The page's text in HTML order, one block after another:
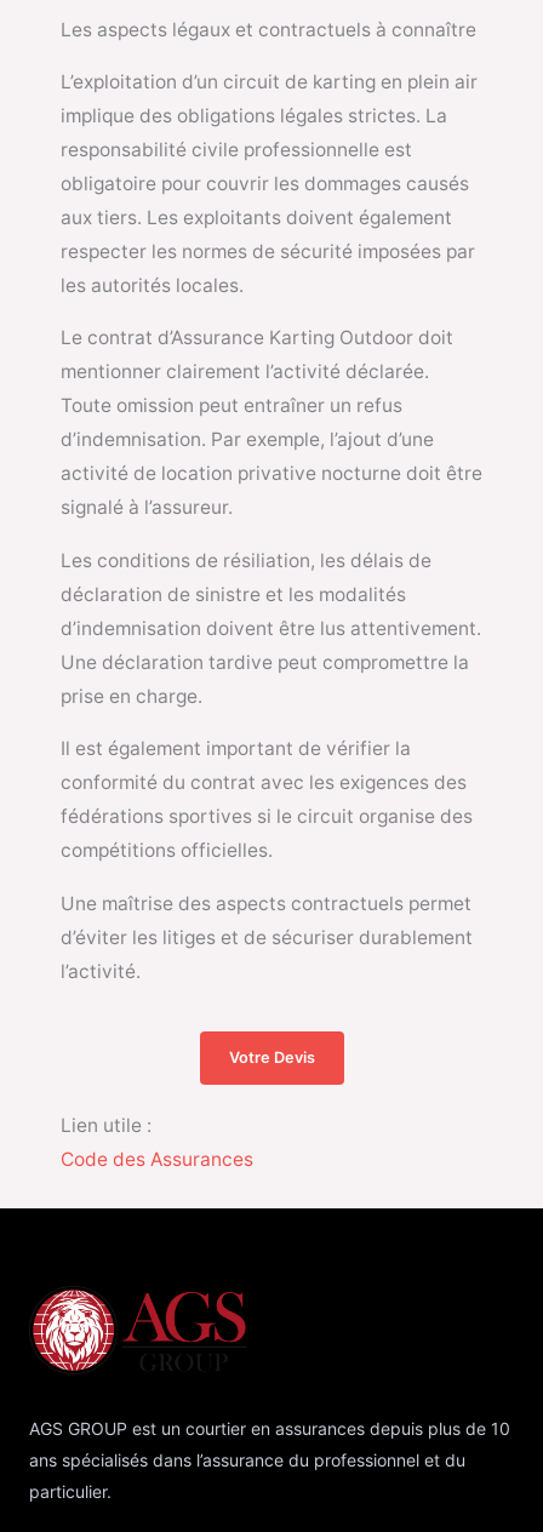
Les aspects légaux et contractuels à connaître
L’exploitation d’un circuit de karting en plein air
implique des obligations légales strictes. La
responsabilité civile professionnelle est
obligatoire pour couvrir les dommages causés
aux tiers. Les exploitants doivent également
respecter les normes de sécurité imposées par
les autorités locales.
Le contrat d’Assurance Karting Outdoor doit
mentionner clairement l’activité déclarée.
Toute omission peut entraîner un refus
d’indemnisation. Par exemple, l’ajout d’une
activité de location privative nocturne doit être
signalé à l’assureur.
Les conditions de résiliation, les délais de
déclaration de sinistre et les modalités
d’indemnisation doivent être lus attentivement.
Une déclaration tardive peut compromettre la
prise en charge.
Il est également important de vérifier la
conformité du contrat avec les exigences des
fédérations sportives si le circuit organise des
compétitions officielles.
Une maîtrise des aspects contractuels permet
d’éviter les litiges et de sécuriser durablement
l’activité.
Votre Devis
Lien utile :
Code des Assurances
AGS GROUP est un courtier en assurances depuis plus de 10
ans spécialisés dans l’assurance du professionnel et du
particulier.